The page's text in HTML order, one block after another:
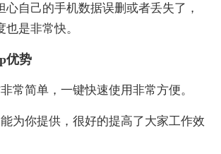
心自己的手机数据误删或者丢失了，
是非常快。
优势
常简单，一键快速使用非常方便。
为你提供，很好的提高了大家工作效